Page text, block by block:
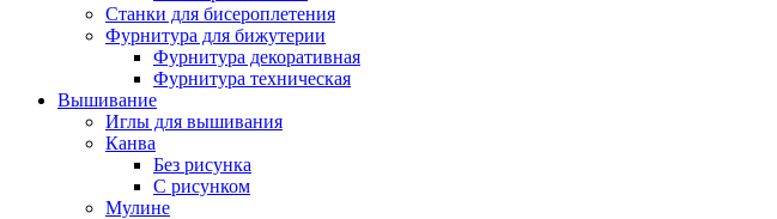
Станки для бисероплетения
Фурнитура для бижутерии
Фурнитура декоративная
Фурнитура техническая
Вышивание
Иглы для вышивания
Канва
Без рисунка
С рисунком
Мулине